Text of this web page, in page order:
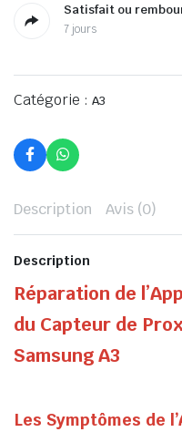
Satisfait ou
7 jours
Catégorie : A3
Description Avis (0)
Description
Réparation de
du Capteur de
Samsung A3
Les Symptômes de